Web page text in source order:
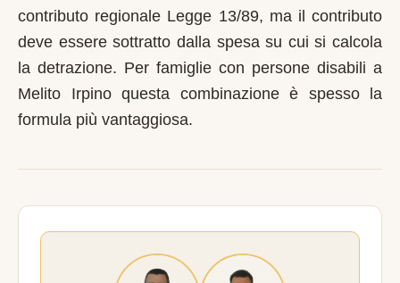
contributo regionale Legge 13/89, ma il contributo
deve essere sottratto dalla spesa su cui si calcola
la detrazione. Per famiglie con persone disabili a
Melito Irpino questa combinazione è spesso la
formula più vantaggiosa.